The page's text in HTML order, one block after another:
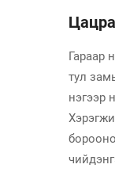
Гараар
тул
нэгээр